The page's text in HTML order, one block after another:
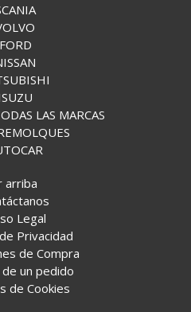
FORD
LAS MARCAS
arriba
Legal
Privacidad
de Compra
un pedido
de Cookies